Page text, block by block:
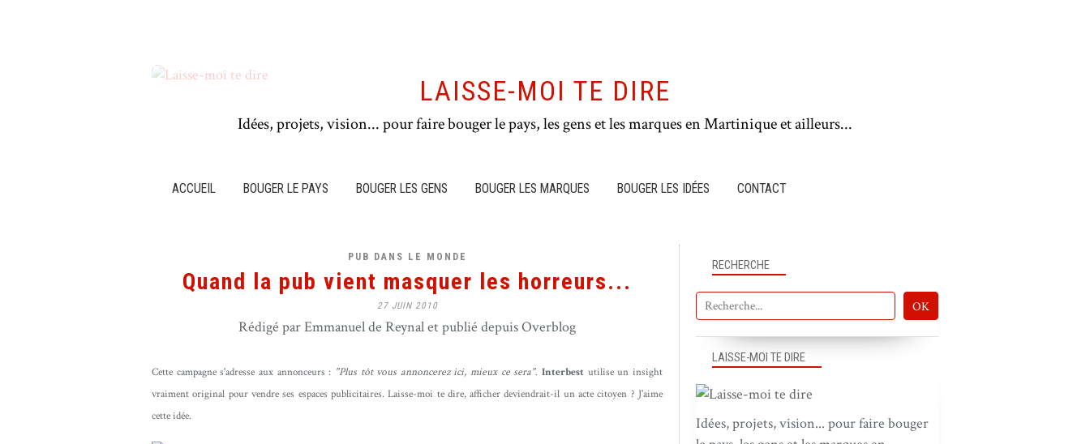
LAISSE-MOI TE DIRE
Idées, projets, vision... pour faire bouger le pays, les gens et les marques en Martinique et ailleurs...
ACCUEIL BOUGER LE PAYS BOUGER LES GENS BOUGER LES MARQUES BOUGER LES IDÉES CONTACT
PUB DANS LE MONDE
Quand la pub vient masquer les horreurs...
27 JUIN 2010
Rédigé par Emmanuel de Reynal et publié depuis Overblog
Cette campagne s'adresse aux annonceurs : "Plus tôt vous annoncerez ici, mieux ce sera".Interbest utilise un insight
vraiment original pour vendre ses espaces publicitaires. Laisse-moi te dire, afficher deviendrait-il un acte citoyen ? J'aime
cette idée.
RECHERCHE
LAISSE-MOI TE DIRE
Idées, projets, vision... pour faire bouger